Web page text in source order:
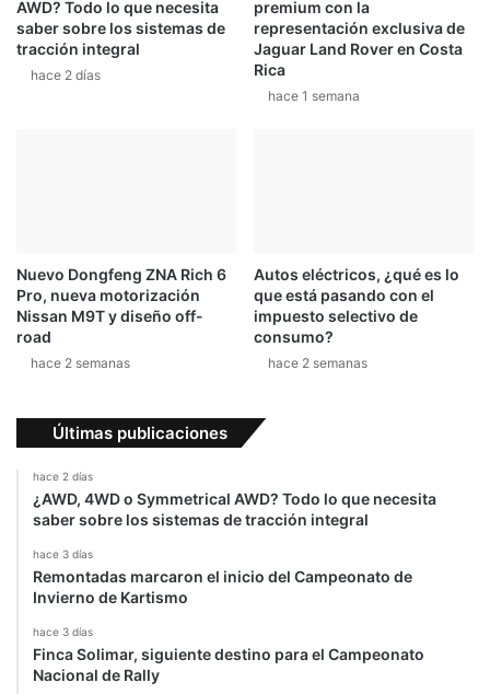
a
h
i
p
r
i
c
o
m
e
l
a
v
e
n
R
o
l
AWD? Todo lo que necesita
saber sobre los sistemas de
tracción integral
hace 2 días
premium con la
representación exclusiva de
Jaguar Land Rover en Costa
Rica
hace 1 semana
Nuevo Dongfeng ZNA Rich 6
Pro, nueva motorización
Nissan M9T y diseño off-
road
hace 2 semanas
Autos eléctricos, ¿qué es lo
que está pasando con el
impuesto selectivo de
consumo?
hace 2 semanas
Últimas publicaciones
hace 2 días
¿AWD, 4WD o Symmetrical AWD? Todo lo que necesita
saber sobre los sistemas de tracción integral
hace 3 días
Remontadas marcaron el inicio del Campeonato de
Invierno de Kartismo
hace 3 días
Finca Solimar, siguiente destino para el Campeonato
Nacional de Rally